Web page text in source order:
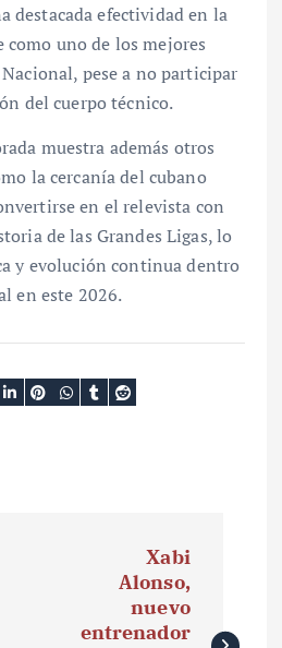
destacada efectividad en la
uno de los mejores
pese a no participar
del cuerpo técnico.
muestra además otros
la cercanía del cubano
en el relevista con
de las Grandes Ligas, lo
y evolución continua dentro
en este 2026.
Xabi
Alonso,
nuevo
entrenador